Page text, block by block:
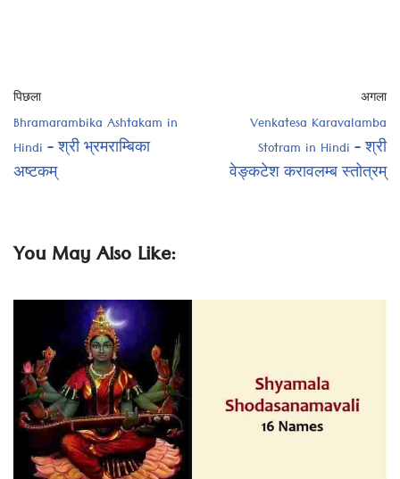
पिछला
Bhramarambika Ashtakam in
Hindi – श्री भ्रमराम्बिका
अष्टकम्
अगला
Venkatesa Karavalamba
Stotram in Hindi – श्री
वेङ्कटेश करावलम्ब स्तोत्रम्
You May Also Like: